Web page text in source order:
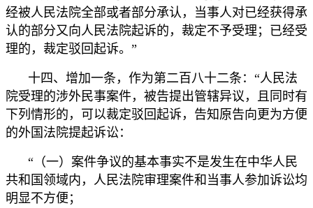
经被人民法院全部或者部分承认，当事人对已经获得承
认的部分又向人民法院起诉的，裁定不予受理；已经受
理的，裁定驳回起诉。”
十四、增加一条，作为第二百八十二条：“人民法
院受理的涉外民事案件，被告提出管辖异议，且同时有
下列情形的，可以裁定驳回起诉，告知原告向更为方便
的外国法院提起诉讼：
“（一）案件争议的基本事实不是发生在中华人民
共和国领域内，人民法院审理案件和当事人参加诉讼均
明显不方便；